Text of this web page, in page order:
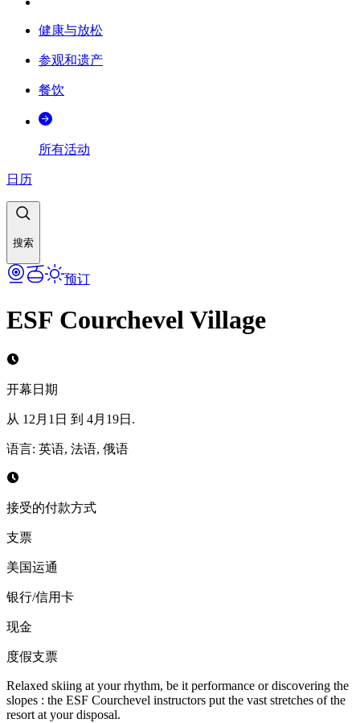
健康与放松
参观和遗产
餐饮
所有活动
日历
搜索
预订
ESF Courchevel Village
开幕日期
从 12月1日 到 4月19日.
语言: 英语, 法语, 俄语
接受的付款方式
支票
美国运通
银行/信用卡
现金
度假支票
Relaxed skiing at your rhythm, be it performance or discovering the
slopes : the ESF Courchevel instructors put the vast stretches of the
resort at your disposal.